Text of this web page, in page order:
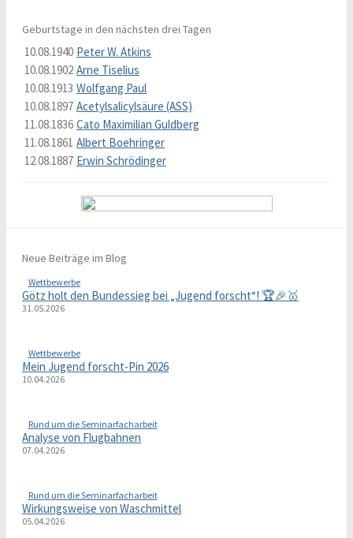
Geburtstage in den nächsten drei Tagen
10.08.1940 Peter W. Atkins
10.08.1902 Arne Tiselius
10.08.1913 Wolfgang Paul
10.08.1897 Acetylsalicylsäure (ASS)
11.08.1836 Cato Maximilian Guldberg
11.08.1861 Albert Boehringer
12.08.1887 Erwin Schrödinger
Neue Beiträge im Blog
Wettbewerbe
Götz holt den Bundessieg bei „Jugend forscht“! 🏆🎉🥇
31.05.2026
Wettbewerbe
Mein Jugend forscht-Pin 2026
10.04.2026
Rund um die Seminarfacharbeit
Analyse von Flugbahnen
07.04.2026
Rund um die Seminarfacharbeit
Wirkungsweise von Waschmittel
05.04.2026